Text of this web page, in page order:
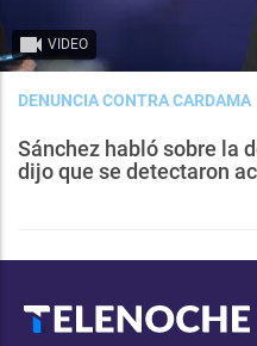
VIDEO
DENUNCIA CONTRA CARDAMA
Sánchez habló sobre la
dijo que se detectaron